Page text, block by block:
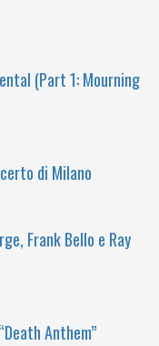
(Part 1: Mourning
di Milano
Frank Bello e Ray
Anthem”